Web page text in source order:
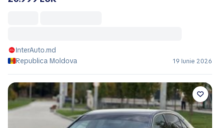
InterAuto.md
Republica Moldova
19 Iunie 2026